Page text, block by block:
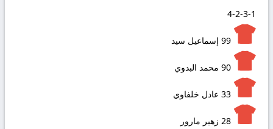
4-2-3-1
99 إسماعيل سيد
90 محمد البدوي
33 عادل خلفاوي
28 زهير مارور